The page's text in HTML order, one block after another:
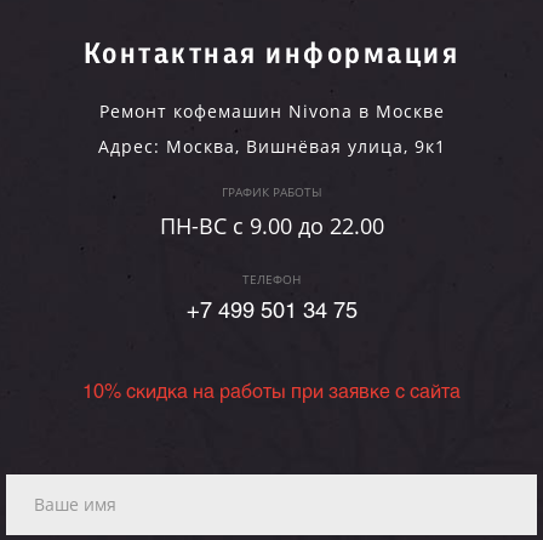
Контактная информация
Ремонт кофемашин Nivona в Москве
Адрес: Москва, Вишнёвая улица, 9к1
ГРАФИК РАБОТЫ
ПН-ВC c 9.00 до 22.00
ТЕЛЕФОН
+7 499 501 34 75
10% скидка на работы при заявке с сайта